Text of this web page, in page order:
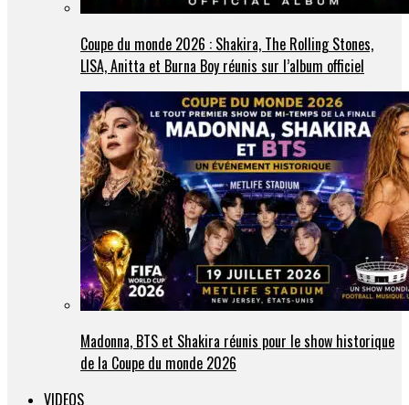
Coupe du monde 2026 : Shakira, The Rolling Stones,
LISA, Anitta et Burna Boy réunis sur l’album officiel
Madonna, BTS et Shakira réunis pour le show historique
de la Coupe du monde 2026
VIDEOS